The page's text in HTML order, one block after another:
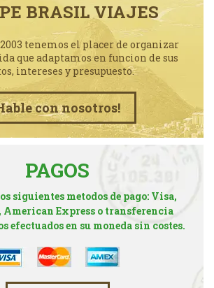
BRASIL VIAJES
tenemos el placer de organizar
que adaptamos en funcion de sus
intereses y presupuesto.
con nosotros!
PAGOS
siguientes metodos de pago: Visa,
American Express o transferencia
efectuados en su moneda sin costes.